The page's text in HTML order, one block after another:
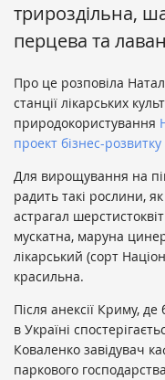
трироздільна,
перцева та
Про це розповіла
станції лікарських
природокористування
проект бізнес-
Для вирощування на
радить такі рослини,
астрагал
мускатна, маруна
лікарський (сорт
красильна.
Після анексії Криму,
в Україні
Коваленко завідувач
паркового